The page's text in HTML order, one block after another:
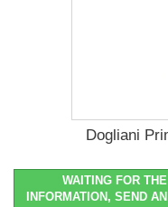
Dogliani
WAITING FOR
INFORMATION, SEND